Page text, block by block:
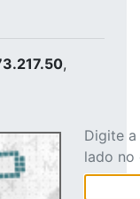
,
Digite
lado no